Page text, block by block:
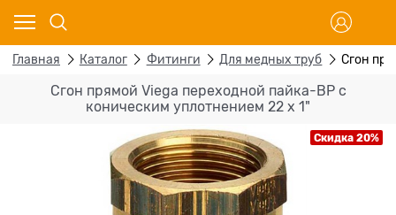
Главная Каталог Фитинги Для медных труб Сгон
Сгон прямой Viega переходной пайка-ВР с
коническим уплотнением 22 х 1"
Скидка 20%